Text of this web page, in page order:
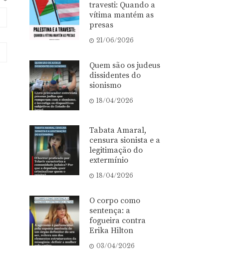
travesti: Quando a
vítima mantém as
presas
21/06/2026
Quem são os judeus
dissidentes do
sionismo
18/04/2026
Tabata Amaral,
censura sionista e a
legitimação do
extermínio
18/04/2026
O corpo como
sentença: a
fogueira contra
Erika Hilton
03/04/2026